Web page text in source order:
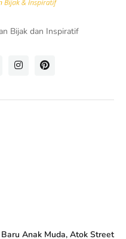
Bijak dan Inspiratif
Anak Muda, Atok Street